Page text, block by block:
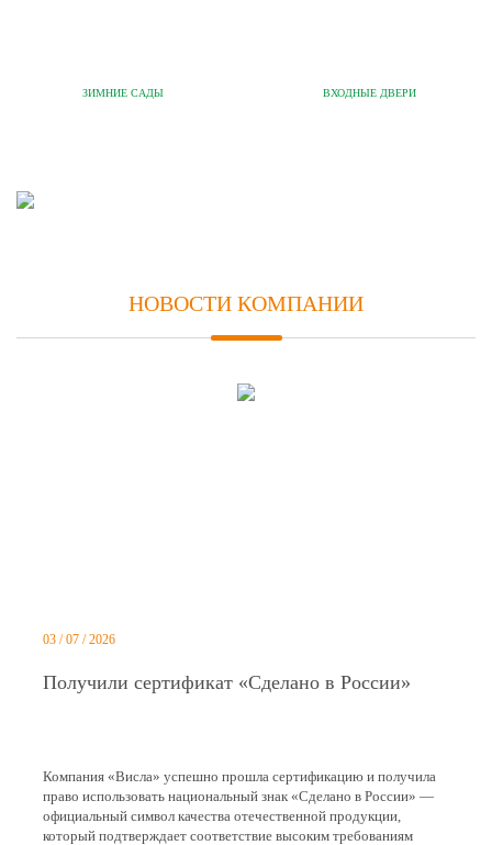
ЗИМНИЕ САДЫ ВХОДНЫЕ ДВЕРИ
НОВОСТИ КОМПАНИИ
03 / 07 / 2026
Получили сертификат «Сделано в России»
Компания «Висла» успешно прошла сертификацию и получила
право использовать национальный знак «Сделано в России» —
официальный символ качества отечественной продукции,
который подтверждает соответствие высоким требованиям